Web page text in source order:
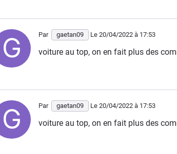
Par gaetan09 Le 20/04/2022 à 17:53
voiture au top, on en fait plus des
Par gaetan09 Le 20/04/2022 à 17:53
voiture au top, on en fait plus des